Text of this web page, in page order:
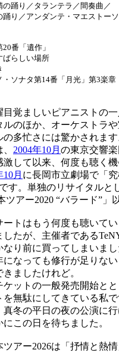
踊り／タランテラ／間奏曲／
り／アンダンテ・マエストーソ
番「遺作」
ばらしい場所
ソナタ第14番「月光」第3楽章
覚ましいピアニストの
ルのほか、オーケストラ
の多忙さには驚かされま
2004年10月 の東京交響
激して以来、何度も聴く
10月 に長岡市立劇場で「
す。単独のリサイタルと
ツアー2020 “バラード”
トはもう何度も聴いて
したが、主催者である
なり前に買ってしまいま
になっても修行が足りな
ましたけれど。
ットの一般発売開始と
を無駄にしてきている私
真冬の平日の夜の公演に
この日を待ちました。
アー2026は「抒情と熱